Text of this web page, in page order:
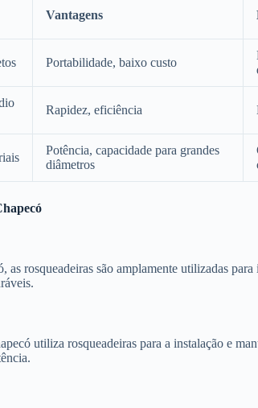
Vantagens
Portabilidade, baixo custo
Rapidez, eficiência
Potência, capacidade para grandes
diâmetros
rosqueadeiras são amplamente utilizadas para
utiliza rosqueadeiras para a instalação e